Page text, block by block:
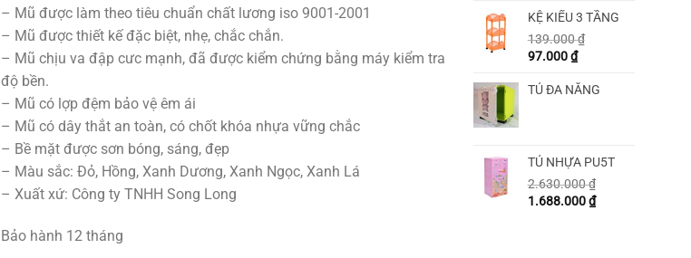
– Mũ được làm theo tiêu chuẩn chất lương iso 9001-2001
– Mũ được thiết kế đặc biệt, nhẹ, chắc chắn.
– Mũ chịu va đập cưc mạnh, đã được kiểm chứng bằng máy kiểm tra
độ bền.
– Mũ có lợp đệm bảo vệ êm ái
– Mũ có dây thắt an toàn, có chốt khóa nhựa vững chắc
– Bề mặt được sơn bóng, sáng, đẹp
– Màu sắc: Đỏ, Hồng, Xanh Dương, Xanh Ngọc, Xanh Lá
– Xuất xứ: Công ty TNHH Song Long
Bảo hành 12 tháng
KỆ KIỂU 3 TẦNG
139.000₫
97.000₫
TỦ ĐA NĂNG
TỦ NHỰA PU5T
2.630.000₫
1.688.000₫